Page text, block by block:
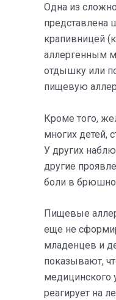
Одна из
представлена
крапивницей
аллергенным
отдышку или
пищевую
Кроме того,
многих детей,
У других
другие
боли в
Пищевые
еще не
младенцев и
показывают,
медицинского
реагирует на